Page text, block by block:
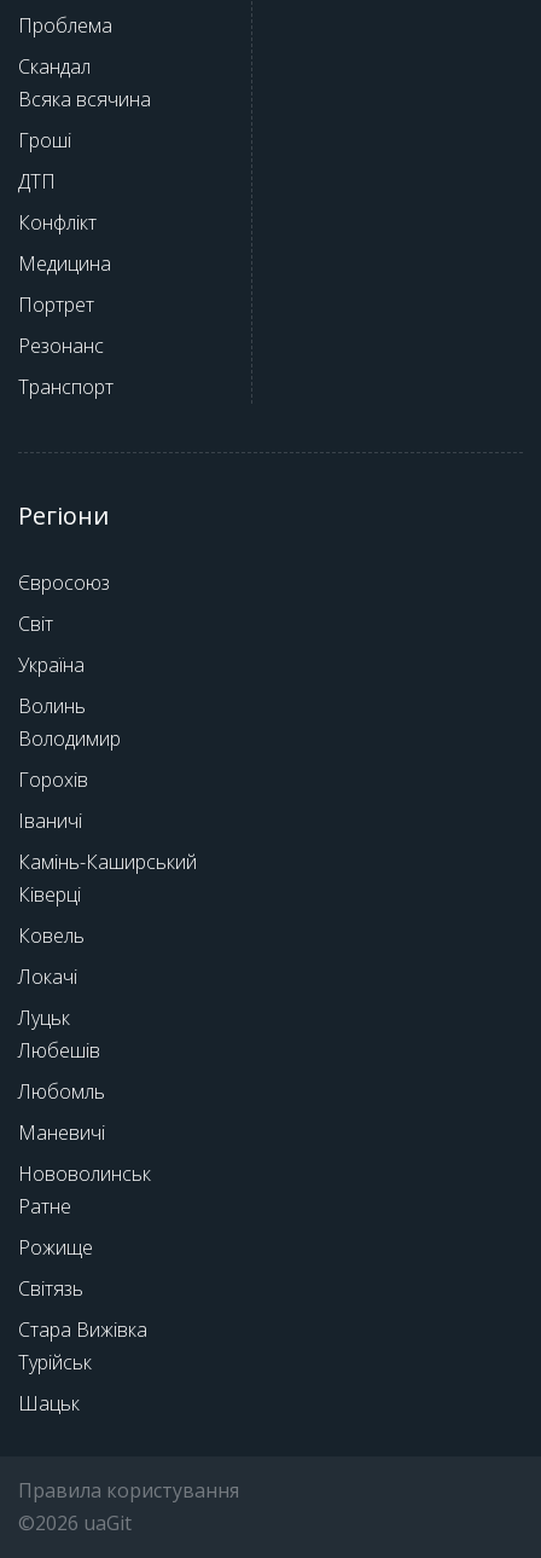
Проблема
Скандал
Всяка всячина
Гроші
ДТП
Конфлікт
Медицина
Портрет
Резонанс
Транспорт
Регіони
Євросоюз
Світ
Україна
Волинь
Володимир
Горохів
Іваничі
Камінь-Каширський
Ківерці
Ковель
Локачі
Луцьк
Любешів
Любомль
Маневичі
Нововолинськ
Ратне
Рожище
Світязь
Стара Вижівка
Турійськ
Шацьк
Правила користування
©2026 uaGit